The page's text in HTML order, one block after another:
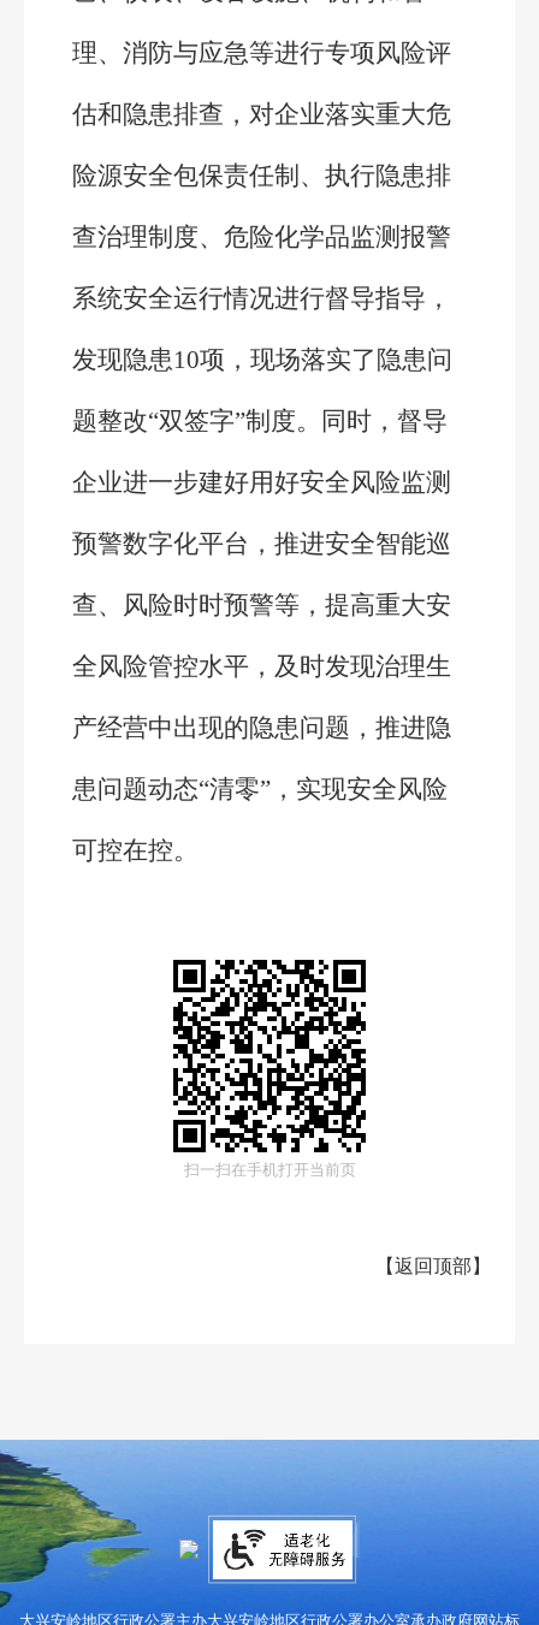
理、消防与应急等进行专项风险评
估和隐患排查，对企业落实重大危
险源安全包保责任制、执行隐患排
查治理制度、危险化学品监测报警
系统安全运行情况进行督导指导，
发现隐患10项，现场落实了隐患问
题整改“双签字”制度。同时，督导
企业进一步建好用好安全风险监测
预警数字化平台，推进安全智能巡
查、风险时时预警等，提高重大安
全风险管控水平，及时发现治理生
产经营中出现的隐患问题，推进隐
患问题动态“清零”，实现安全风险
可控在控。
扫一扫在手机打开当前页
【返回顶部 】
大兴安岭地区行政公署主办大兴安岭地区行政公署办公室承办政府网站标